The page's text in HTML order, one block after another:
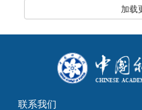
加载
联系我们